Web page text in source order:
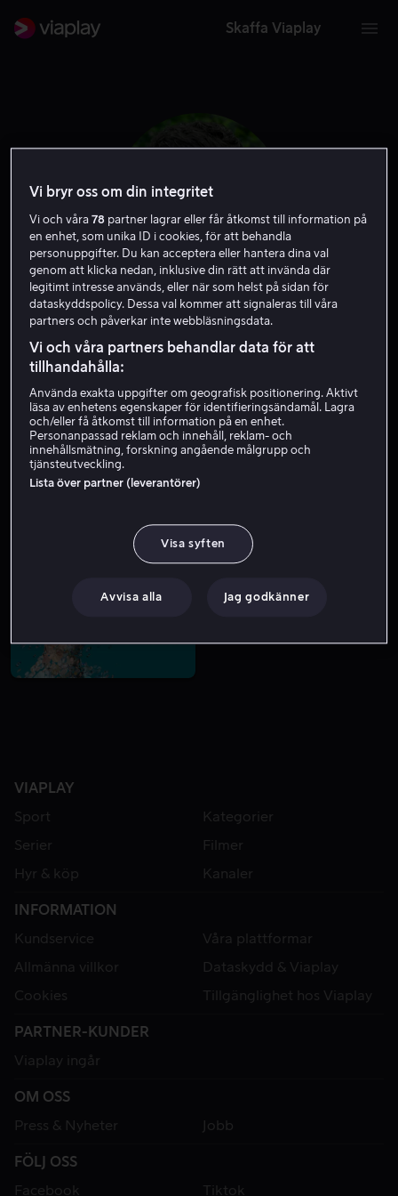
Skaffa Viaplay
Nicholas Gonzalez
Skådespelare
VIAPLAY
Sport
Kategorier
Serier
Filmer
Hyr & köp
Kanaler
INFORMATION
Kundservice
Våra plattformar
Allmänna villkor
Dataskydd & Viaplay
Cookies
Tillgänglighet hos Viaplay
PARTNER-KUNDER
Viaplay ingår
OM OSS
Press & Nyheter
Jobb
FÖLJ OSS
Facebook
Tiktok
Vi bryr oss om din integritet
Vi och våra78 partner lagrar eller får åtkomst till information på
en enhet, som unika ID i cookies, för att behandla
personuppgifter. Du kan acceptera eller hantera dina val
genom att klicka nedan, inklusive din rätt att invända där
legitimt intresse används, eller när som helst på sidan för
dataskyddspolicy. Dessa val kommer att signaleras till våra
partners och påverkar inte webbläsningsdata.
Vi och våra partners behandlar data för att
tillhandahålla:
Använda exakta uppgifter om geografisk positionering. Aktivt
läsa av enhetens egenskaper för identifieringsändamål. Lagra
och/eller få åtkomst till information på en enhet.
Personanpassad reklam och innehåll, reklam- och
innehållsmätning, forskning angående målgrupp och
tjänsteutveckling.
Lista över partner (leverantörer)
Visa syften
Avvisa alla Jag godkänner